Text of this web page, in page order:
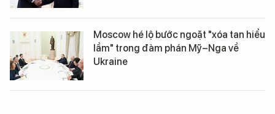
Moscow hé lộ bước ngoặt "xóa tan hiểu
lầm" trong đàm phán Mỹ–Nga về
Ukraine